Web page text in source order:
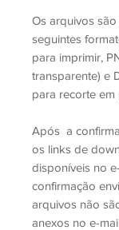
Os arquivos
seguintes
para imprimir,
transparente) e
para recorte em
Após a
os links de
disponíveis no
confirmação
arquivos não
anexos no e-